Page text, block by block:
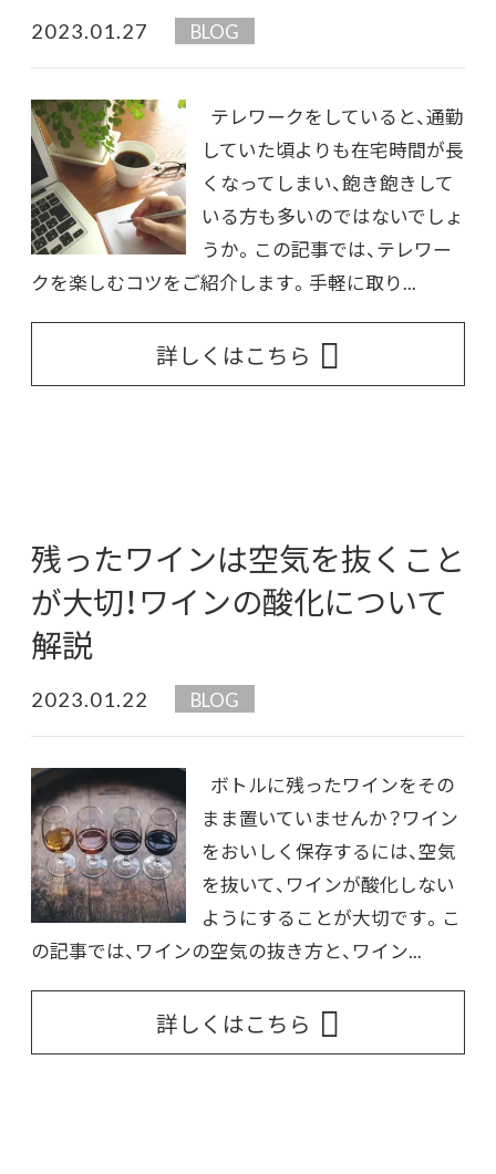
2023.01.27 BLOG
テレワークをしていると、通勤
していた頃よりも在宅時間が長
くなってしまい、飽き飽きして
いる方も多いのではないでしょ
うか。この記事では、テレワー
クを楽しむコツをご紹介します。手軽に取り...
詳しくはこちら
残ったワインは空気を抜くこと
が大切！ワインの酸化について
解説
2023.01.22 BLOG
ボトルに残ったワインをその
まま置いていませんか？ワイン
をおいしく保存するには、空気
を抜いて、ワインが酸化しない
ようにすることが大切です。こ
の記事では、ワインの空気の抜き方と、ワイン...
詳しくはこちら